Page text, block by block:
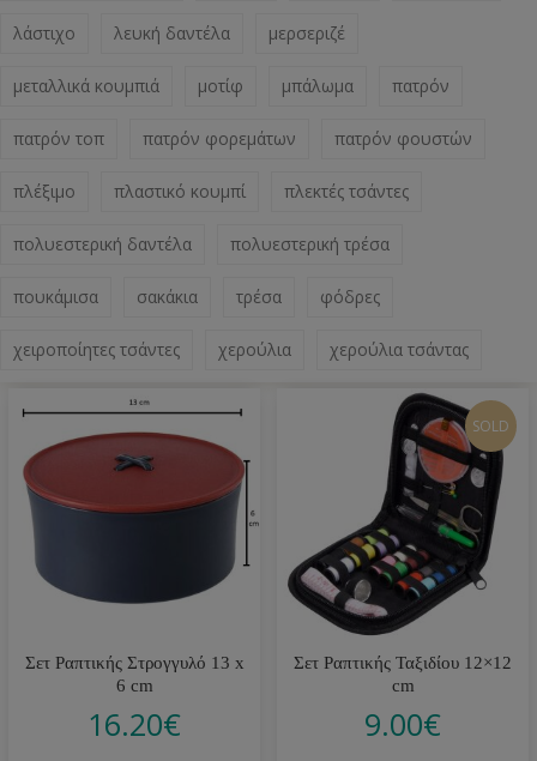
λάστιχο λευκή δαντέλα μερσεριζέ
μεταλλικά κουμπιά μοτίφ μπάλωμα πατρόν
πατρόν τοπ πατρόν φορεμάτων πατρόν φουστών
πλέξιμο πλαστικό κουμπί πλεκτές τσάντες
πολυεστερική δαντέλα πολυεστερική τρέσα
πουκάμισα σακάκια τρέσα φόδρες
χειροποίητες τσάντες χερούλια χερούλια τσάντας
Σετ Ραπτικής Στρογγυλό 13 x
6 cm
16.20€
SOLD
Σετ Ραπτικής Ταξιδίου 12×12
cm
9.00€